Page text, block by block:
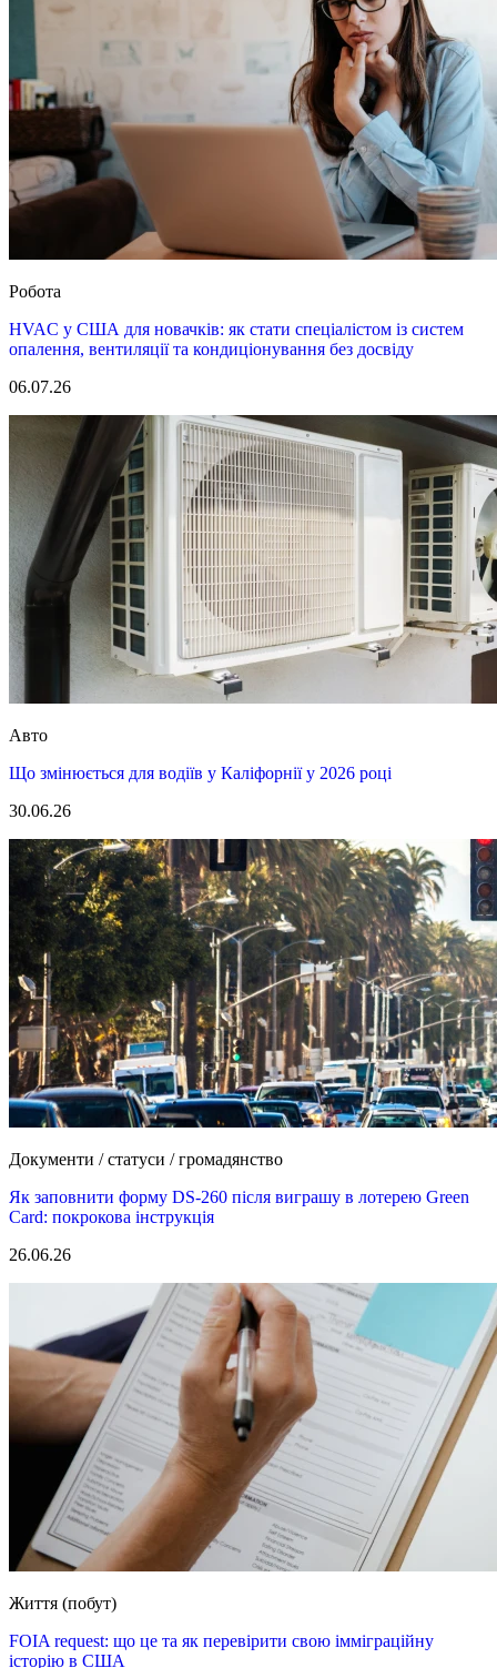
Робота
HVAC у США для новачків: як стати спеціалістом із систем
опалення, вентиляції та кондиціонування без досвіду
06.07.26
Авто
Що змінюється для водіїв у Каліфорнії у 2026 році
30.06.26
Документи / статуси / громадянство
Як заповнити форму DS-260 після виграшу в лотерею Green
Card: покрокова інструкція
26.06.26
Життя (побут)
FOIA request: що це та як перевірити свою імміграційну
історію в США